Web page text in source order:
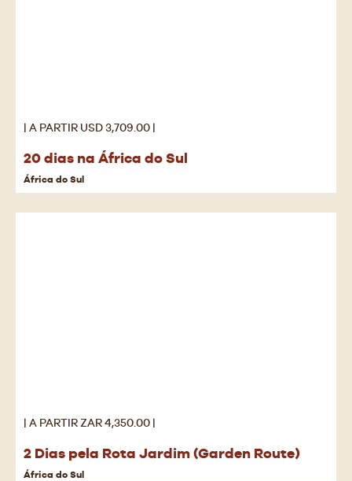
| A PARTIR USD 3,709.00 |
20 dias na África do Sul
África do Sul
| A PARTIR ZAR 4,350.00 |
2 Dias pela Rota Jardim (Garden Route)
África do Sul